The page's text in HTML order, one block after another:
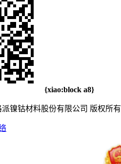
{xiao:block a8}
派镍钴材料股份有限公司 版权所有